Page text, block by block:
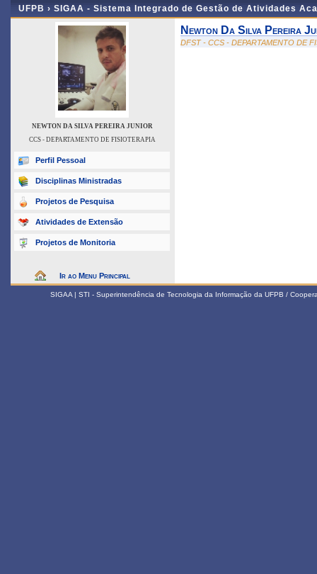
UFPB › SIGAA - Sistema Integrado de Gestão de Atividades
NEWTON DA SILVA PEREIRA JUNIOR
CCS - DEPARTAMENTO DE FISIOTERAPIA
Perfil Pessoal
Disciplinas Ministradas
Projetos de Pesquisa
Atividades de Extensão
Projetos de Monitoria
Ir ao Menu Principal
Newton Da Silva Pereira
DFST - CCS - DEPARTAMENTO DE
SIGAA | STI - Superintendência de Tecnologia da Informação da UFPB /